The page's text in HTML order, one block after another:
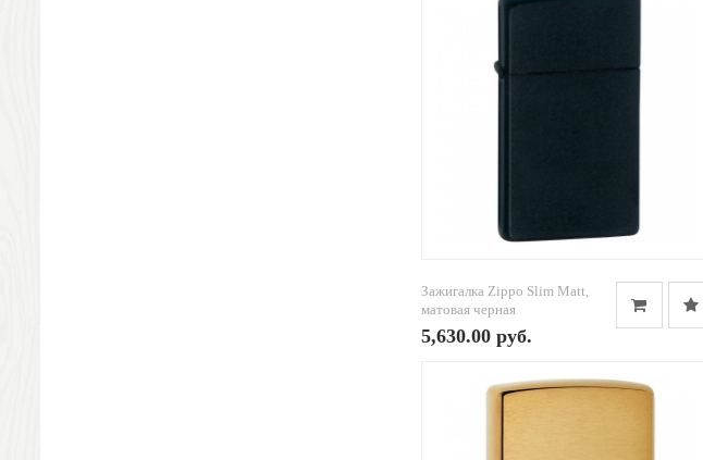
Зажигалка Zippo Slim Matt,
матовая черная
5,630.00 руб.
Подставки для визиток записок телефонов